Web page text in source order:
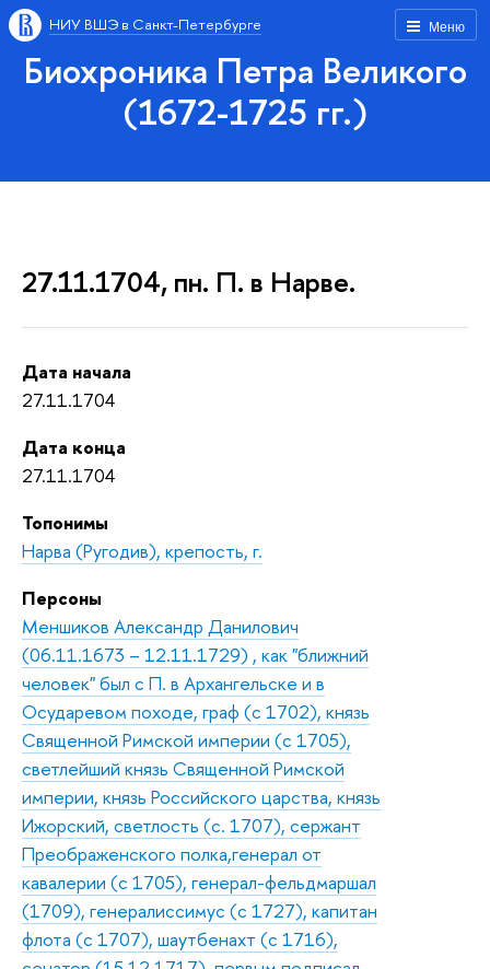
Меню
НИУ ВШЭ в Санкт-Петербурге
Биохроника Петра Великого
(1672-1725 гг.)
27.11.1704, пн. П. в Нарве.
Дата начала
27.11.1704
Дата конца
27.11.1704
Топонимы
Нарва (Ругодив), крепость, г.
Персоны
Меншиков Александр Данилович
(06.11.1673 – 12.11.1729) , как "ближний
человек" был с П. в Архангельске и в
Осударевом походе, граф (с 1702), князь
Священной Римской империи (с 1705),
светлейший князь Священной Римской
империи, князь Российского царства, князь
Ижорский, светлость (с. 1707), сержант
Преображенского полка,генерал от
кавалерии (с 1705), генерал-фельдмаршал
(1709), генералиссимус (с 1727), капитан
флота (с 1707), шаутбенахт (с 1716),